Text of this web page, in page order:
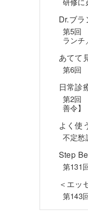
Dr.ブ
第5回
ランチ
あてて
第6回
日常診
第2回
善令】
よく使
不定
Step
第131
＜エッ
第143